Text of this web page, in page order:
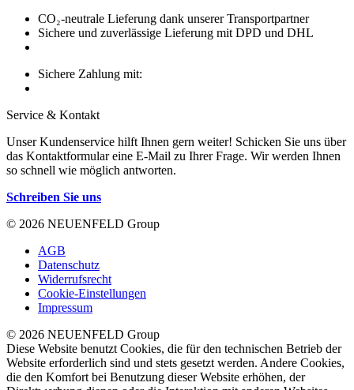
CO₂-neutrale Lieferung dank unserer Transportpartner
Sichere und zuverlässige Lieferung mit DPD und DHL
Sichere Zahlung mit:
Service & Kontakt
Unser Kundenservice hilft Ihnen gern weiter! Schicken Sie uns über
das Kontaktformular eine E-Mail zu Ihrer Frage. Wir werden Ihnen
so schnell wie möglich antworten.
Schreiben Sie uns
© 2026 NEUENFELD Group
AGB
Datenschutz
Widerrufsrecht
Cookie-Einstellungen
Impressum
© 2026 NEUENFELD Group
Diese Website benutzt Cookies, die für den technischen Betrieb der
Website erforderlich sind und stets gesetzt werden. Andere Cookies,
die den Komfort bei Benutzung dieser Website erhöhen, der